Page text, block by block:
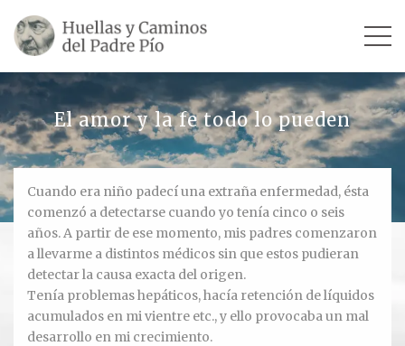
SU VIDA
TESTIMONIOS
Ver todos
Escultores
Revista «La Voz del Padre Pío»
El amor y la fe todo lo pueden
Cuando era niño padecí una extraña enfermedad, ésta
comenzó a detectarse cuando yo tenía cinco o seis
años. A partir de ese momento, mis padres comenzaron
a llevarme a distintos médicos sin que estos pudieran
detectar la causa exacta del origen.
Tenía problemas hepáticos, hacía retención de líquidos
acumulados en mi vientre etc., y ello provocaba un mal
desarrollo en mi crecimiento.